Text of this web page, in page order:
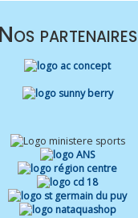
Nos partenaires